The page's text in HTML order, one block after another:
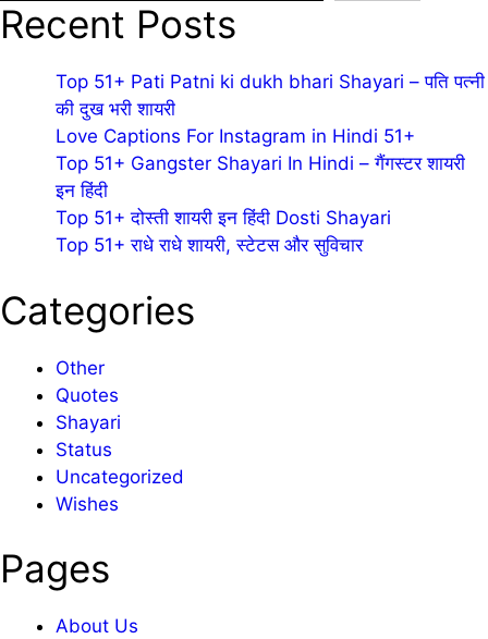
Recent Posts
Top 51+ Pati Patni ki dukh bhari Shayari – पति पत्नी
की दुख भरी शायरी
Love Captions For Instagram in Hindi 51+
Top 51+ Gangster Shayari In Hindi – गैंगस्टर शायरी
इन हिंदी
Top 51+ दोस्ती शायरी इन हिंदी Dosti Shayari
Top 51+ राधे राधे शायरी, स्टेटस और सुविचार
Categories
Other
Quotes
Shayari
Status
Uncategorized
Wishes
Pages
About Us